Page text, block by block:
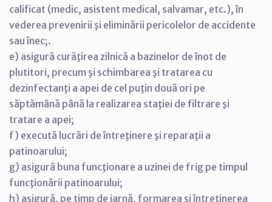
calificat (medic, asistent medical, salvamar, etc.), în
vederea prevenirii şi eliminării pericolelor de accidente
sau înec;.
e) asigură curăţirea zilnică a bazinelor de înot de
plutitori, precum şi schimbarea şi tratarea cu
dezinfectanţi a apei de cel puţin două ori pe
săptămână până la realizarea staţiei de filtrare şi
tratare a apei;
f) execută lucrări de întreţinere şi reparaţii a
patinoarului;
g) asigură buna funcţionare a uzinei de frig pe timpul
funcţionării patinoarului;
h) asigură, pe timp de iarnă, formarea şi întreţinerea